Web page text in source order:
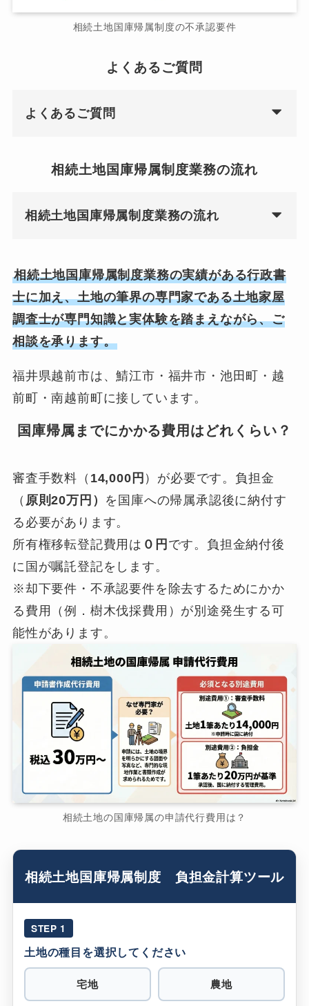
相続土地国庫帰属制度の不承認要件
よくあるご質問
よくあるご質問
相続土地国庫帰属制度業務の流れ
相続土地国庫帰属制度業務の流れ
相続土地国庫帰属制度業務の実績がある行政書
士に加え、土地の筆界の専門家である土地家屋
調査士が専門知識と実体験を踏まえながら、ご
相談を承ります。
福井県越前市は、鯖江市・福井市・池田町・越
前町・南越前町に接しています。
国庫帰属までにかかる費用はどれくらい？
審査手数料（ 14,000円 ）が必要です。負担金
（ 原則20万円） を国庫への帰属承認後に納付す
る必要があります。
所有権移転登記費用は ０円 です。負担金納付後
に国が嘱託登記をします。
※却下要件・不承認要件を除去するためにかか
る費用（例．樹木伐採費用）が別途発生する可
能性があります。
相続土地の国庫帰属の申請代行費用は？
相続土地国庫帰属制度 負担金計算ツール
STEP 1
土地の種目を選択してください
宅地 農地